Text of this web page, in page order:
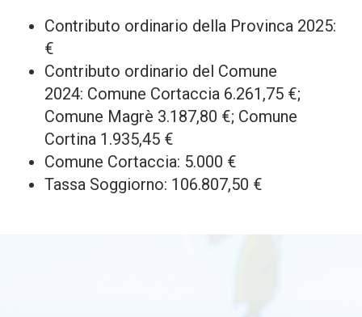
Contributo ordinario della Provinca 2025:
€
Contributo ordinario del Comune
2024: Comune Cortaccia 6.261,75 €;
Comune Magrè 3.187,80 €; Comune
Cortina 1.935,45 €
Comune Cortaccia: 5.000 €
Tassa Soggiorno: 106.807,50 €